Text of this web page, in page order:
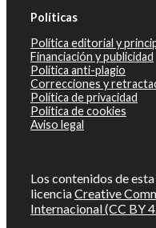
Políticas
Política editorial y
Financiación y publicidad
Política anti-plagio
Correcciones y
Política de privacidad
Política de cookies
Aviso legal
Los contenidos de
licenciaCreative
Internacional (CC BY